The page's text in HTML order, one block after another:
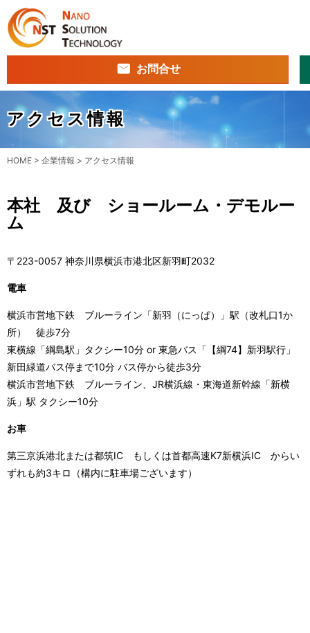
お問合せ
アクセス情報
HOME > 企業情報 > アクセス情報
本社 及び ショールーム・デモルー
ム
〒223-0057 神奈川県横浜市港北区新羽町2032
電車
横浜市営地下鉄 ブルーライン「新羽（にっぱ）」駅（改札口1か
所） 徒歩7分
東横線「綱島駅」タクシー10分 or 東急バス「【綱74】新羽駅行」
新田緑道バス停まで10分 バス停から徒歩3分
横浜市営地下鉄 ブルーライン、JR横浜線・東海道新幹線「新横
浜」駅 タクシー10分
お車
第三京浜港北または都筑IC もしくは首都高速K7新横浜IC からい
ずれも約3キロ（構内に駐車場ございます）